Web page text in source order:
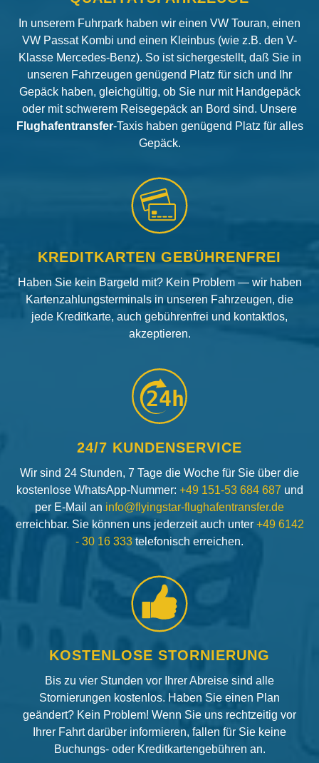
In unserem Fuhrpark haben wir einen VW Touran, einen
VW Passat Kombi und einen Kleinbus (wie z.B. den V-
Klasse Mercedes-Benz). So ist sichergestellt, daß Sie in
unseren Fahrzeugen genügend Platz für sich und Ihr
Gepäck haben, gleichgültig, ob Sie nur mit Handgepäck
oder mit schwerem Reisegepäck an Bord sind. Unsere
Flughafentransfer-Taxis haben genügend Platz für alles
Gepäck.
KREDITKARTEN GEBÜHRENFREI
Haben Sie kein Bargeld mit? Kein Problem — wir haben
Kartenzahlungsterminals in unseren Fahrzeugen, die
jede Kreditkarte, auch gebührenfrei und kontaktlos,
akzeptieren.
24h
24/7 KUNDENSERVICE
Wir sind 24 Stunden, 7 Tage die Woche für Sie über die
kostenlose WhatsApp-Nummer: +49 151-53 684 687 und
per E-Mail an info@flyingstar-flughafentransfer.de
erreichbar. Sie können uns jederzeit auch unter +49 6142
- 30 16 333 telefonisch erreichen.
KOSTENLOSE STORNIERUNG
Bis zu vier Stunden vor Ihrer Abreise sind alle
Stornierungen kostenlos. Haben Sie einen Plan
geändert? Kein Problem! Wenn Sie uns rechtzeitig vor
Ihrer Fahrt darüber informieren, fallen für Sie keine
Buchungs- oder Kreditkartengebühren an.